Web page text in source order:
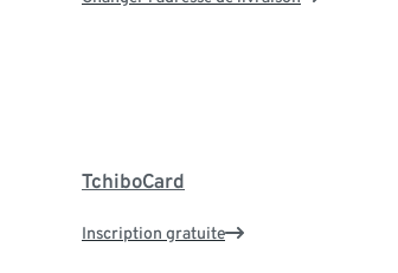
TchiboCard
Inscription gratuite